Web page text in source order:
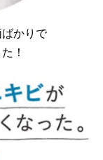
かりで
！